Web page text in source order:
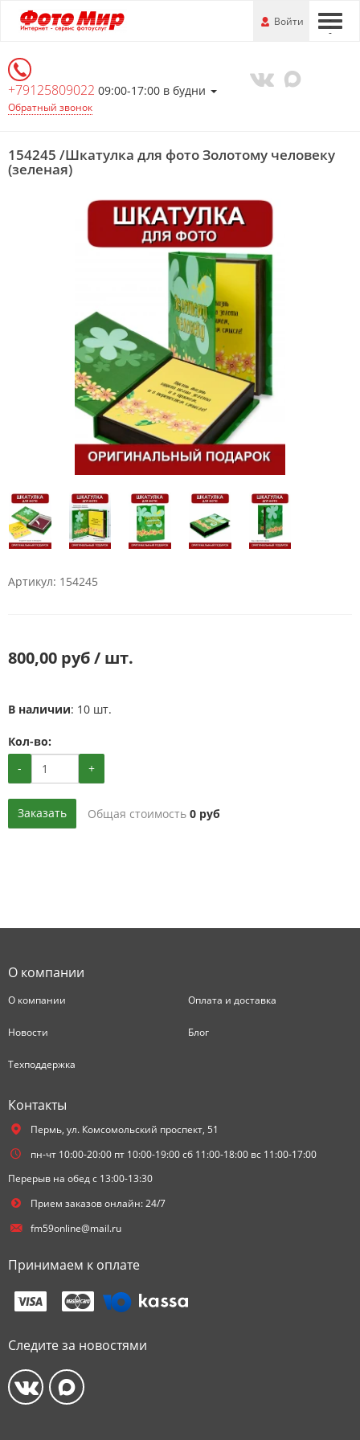
Перейти
к
информации
---
Войти
+79125809022 09:00-17:00 в будни
Обратный звонок
154245 /Шкатулка для фото Золотому человеку
(зеленая)
Артикул: 154245
800,00 руб / шт.
В наличии: 10 шт.
Кол-во:
-
+
Заказать Общая стоимость 0 руб
О компании
О компании Оплата и доставка
Новости Блог
Техподдержка
Контакты
Пермь, ул. Комсомольский проспект, 51
пн-чт 10:00-20:00 пт 10:00-19:00 сб 11:00-18:00 вс 11:00-17:00
Перерыв на обед с 13:00-13:30
Прием заказов онлайн: 24/7
fm59online@mail.ru
Принимаем к оплате
Следите за новостями